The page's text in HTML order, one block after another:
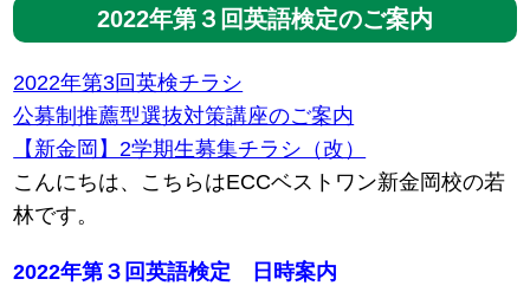
2022年第３回英語検定のご案内
2022年第3回英検チラシ
公募制推薦型選抜対策講座のご案内
【新金岡】2学期生募集チラシ（改）
こんにちは、こちらはECCベストワン新金岡校の若
林です。
2022年第３回英語検定 日時案内